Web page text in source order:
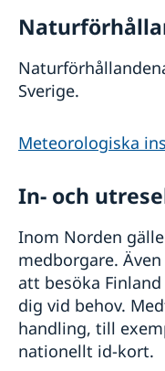
Sverige.
Meteorologiska
In- och
Inom Norden
medborgare.
att besöka
dig vid behov.
handling, till
nationellt id-kort.